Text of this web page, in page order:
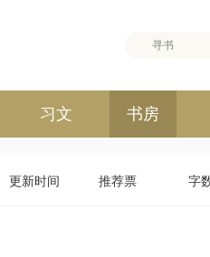
习文 书房
更新时间 推荐票 字